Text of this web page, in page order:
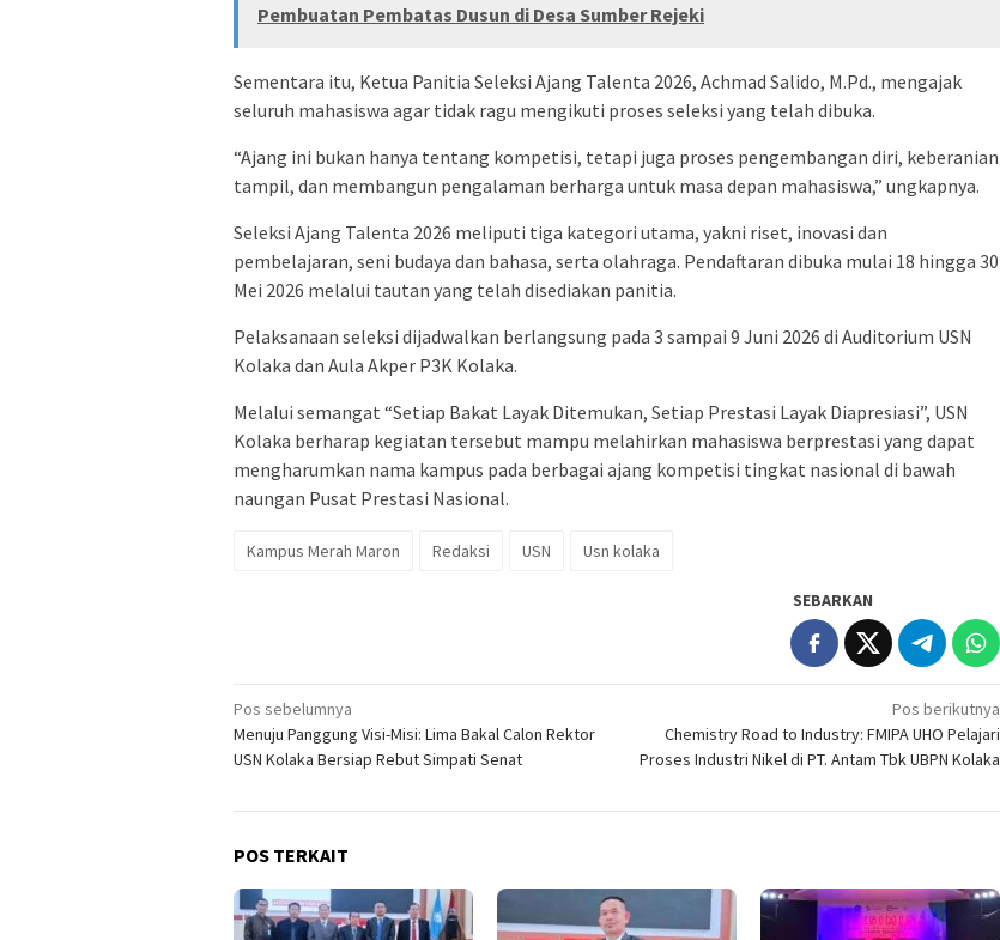
Pembuatan Pembatas Dusun di Desa Sumber Rejeki
Sementara itu, Ketua Panitia Seleksi Ajang Talenta 2026, Achmad Salido, M.Pd., mengajak
seluruh mahasiswa agar tidak ragu mengikuti proses seleksi yang telah dibuka.
“Ajang ini bukan hanya tentang kompetisi, tetapi juga proses pengembangan diri, keberanian
tampil, dan membangun pengalaman berharga untuk masa depan mahasiswa,” ungkapnya.
Seleksi Ajang Talenta 2026 meliputi tiga kategori utama, yakni riset, inovasi dan
pembelajaran, seni budaya dan bahasa, serta olahraga. Pendaftaran dibuka mulai 18 hingga 30
Mei 2026 melalui tautan yang telah disediakan panitia.
Pelaksanaan seleksi dijadwalkan berlangsung pada 3 sampai 9 Juni 2026 di Auditorium USN
Kolaka dan Aula Akper P3K Kolaka.
Melalui semangat “Setiap Bakat Layak Ditemukan, Setiap Prestasi Layak Diapresiasi”, USN
Kolaka berharap kegiatan tersebut mampu melahirkan mahasiswa berprestasi yang dapat
mengharumkan nama kampus pada berbagai ajang kompetisi tingkat nasional di bawah
naungan Pusat Prestasi Nasional.
Kampus Merah Maron Redaksi USN Usn kolaka
SEBARKAN
Navigasi
pos
Pos sebelumnya
Menuju Panggung Visi-Misi: Lima Bakal Calon Rektor
USN Kolaka Bersiap Rebut Simpati Senat
Pos berikutnya
Chemistry Road to Industry: FMIPA UHO Pelajari
Proses Industri Nikel di PT. Antam Tbk UBPN Kolaka
POS TERKAIT